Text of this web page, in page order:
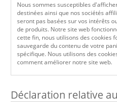
Nous sommes susceptibles
destinées ainsi que nos sociétés
seront pas basées sur vos intérêts
de produits. Notre site web
cette fin, nous utilisons des cookies
sauvegarde du contenu de votre
spécifique. Nous utilisons des
comment améliorer notre site web.
Déclaration relative